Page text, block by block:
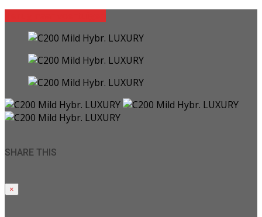
SHARE THIS
×